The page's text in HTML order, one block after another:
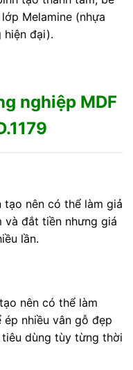
Melamine (nhựa
đại).
nghiệp MDF
tạo nên có thể làm giả
và đắt tiền nhưng giá
lần.
nên có thể làm
nhiều vân gỗ đẹp
dùng tùy từng thời